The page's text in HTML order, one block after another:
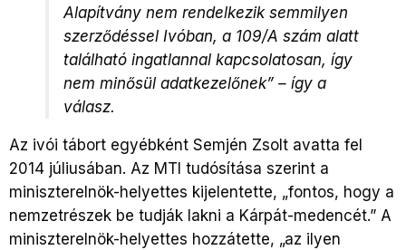
Alapítvány nem rendelkezik semmilyen
szerződéssel Ivóban, a 109/A szám alatt
található ingatlannal kapcsolatosan, így
nem minősül adatkezelőnek” – így a
válasz.
Az ivói tábort egyébként Semjén Zsolt avatta fel
2014 júliusában. Az MTI tudósítása szerint a
miniszterelnök-helyettes kijelentette, „fontos, hogy a
nemzetrészek be tudják lakni a Kárpát-medencét.” A
miniszterelnök-helyettes hozzátette, „az ilyen